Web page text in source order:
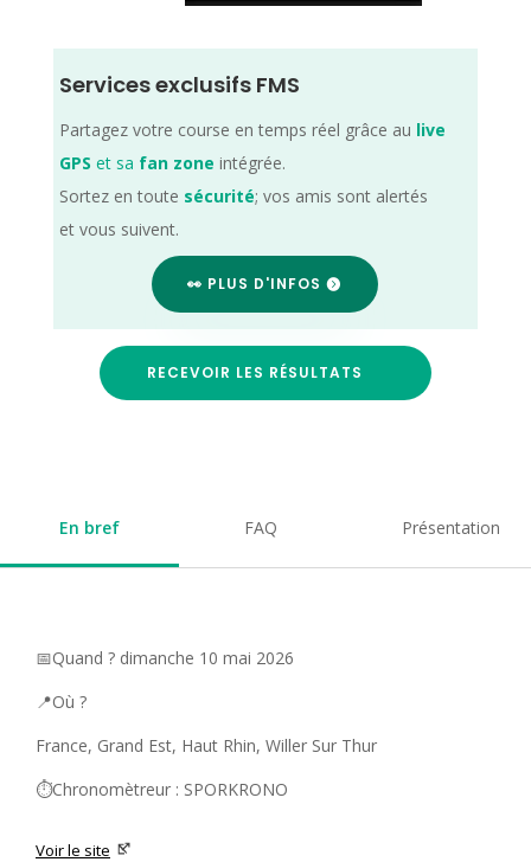
Services exclusifs FMS
Partagez votre course en temps réel grâce au live
GPS et sa fan zone intégrée.
Sortez en toute sécurité; vos amis sont alertés
et vous suivent.
👀 PLUS D'INFOS
RECEVOIR LES RÉSULTATS
En bref FAQ Présentation
📅Quand ? dimanche 10 mai 2026
📍Où ?
France, Grand Est, Haut Rhin, Willer Sur Thur
⏱️Chronomètreur : SPORKRONO
Voir le site